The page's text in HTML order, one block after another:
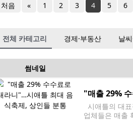
처음 « 1 2 3 4 5 6
전체 카테고리 경제·부동산 날
썸네일
"매출 29%
시애틀의 대
업체들은 매출